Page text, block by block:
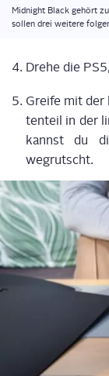
Mid­night Black gehört
sol­len drei wei­te­re
Dre­he die
Grei­fe mit der
ten­teil in der
kannst du
wegrutscht.